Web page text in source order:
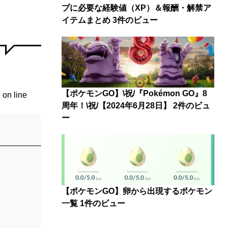
on line
プに必要な経験値（XP）＆報酬・解禁ア
イテムまとめ 3件のビュー
【ポケモンGO】\祝/『Pokémon GO』8
周年！\祝/【2024年6月28日】
2件のビュ
ー
【ポケモンGO】卵から出現するポケモン
一覧 1件のビュー